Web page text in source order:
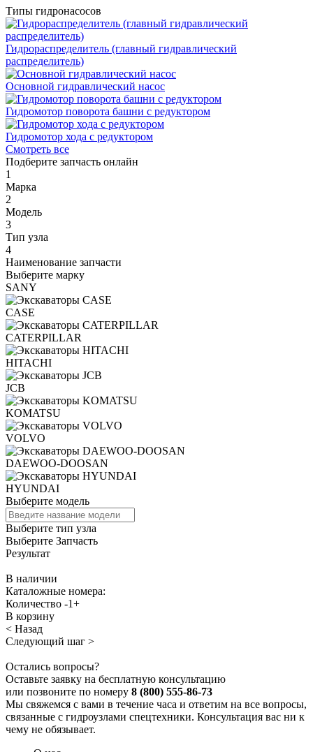
Типы гидронасосов
Гидрораспределитель (главный гидравлический
распределитель)
Основной гидравлический насос
Гидромотор поворота башни с редуктором
Гидромотор хода с редуктором
Смотреть все
Подберите запчасть онлайн
1
Марка
2
Модель
3
Тип узла
4
Наименование запчасти
Выберите марку
SANY
CASE
CATERPILLAR
HITACHI
JCB
KOMATSU
VOLVO
DAEWOO-DOOSAN
HYUNDAI
Выберите модель
Выберите тип узла
Выберите Запчасть
Результат
В наличии
Каталожные номера:
Количество -1+
В корзину
< Назад
Следующий шаг >
Остались вопросы?
Оставьте заявку на бесплатную консультацию
или позвоните по номеру 8 (800) 555-86-73
Мы свяжемся с вами в течение часа и ответим на все вопросы,
связанные с гидроузлами спецтехники. Консультация вас ни к
чему не обязывает.